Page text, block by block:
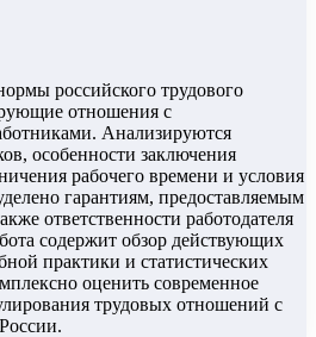
российского трудового
отношения с
Анализируются
особенности заключения
рабочего времени и условия
гарантиям, предоставляемым
ответственности работодателя
содержит обзор действующих
практики и статистических
оценить современное
трудовых отношений с